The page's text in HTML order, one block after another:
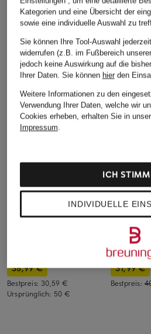
DAS KÖNNTE IHNEN AUCH
+Aktionsrabatt
35,99 €
Bestpreis:30,59 €
Ursprünglich: 50 €
GANT
T-Shirt
31,99 €
Bestpreis:
Kategorien und eine Übersicht der
sowie eine individuelle Auswahl zu
Sie können Ihre Tool-Auswahl
widerrufen (z.B. im Fußbereich
jedoch keine Auswirkung auf die
Ihrer Daten. Sie können hierden
Weitere Informationen zu den
Verwendung Ihrer Daten, welche wir
Cookies erheben, erhalten Sie in
Impressum.
INDIVIDUELLE
ICH